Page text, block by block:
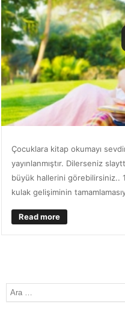
Çocuklara kitap okumayı
yayınlanmıştır. Dilerseniz
büyük hallerini görebilirsiniz..
kulak gelişiminin
Read more